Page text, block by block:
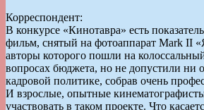
Корреспондент:
В конкурсе «Кинотавра» есть
фильм, снятый на фотоаппарат Mark II
авторы которого пошли на
вопросах бюджета, но не допустили ни
кадровой политике, собрав очень
И взрослые, опытные
участвовать в таком проекте. Что